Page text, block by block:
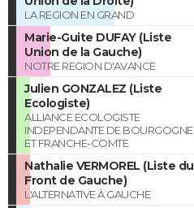
LA REGION EN GRAND
Marie-Guite DUFAY (Liste
Union de la Gauche)
NOTRE REGION D'AVANCE
Julien GONZALEZ (Liste
Ecologiste)
ALLIANCE ECOLOGISTE
INDEPENDANTE DE BOURGOGNE
ET FRANCHE-COMTE
Nathalie VERMOREL (Liste du
Front de Gauche)
L'ALTERNATIVE À GAUCHE